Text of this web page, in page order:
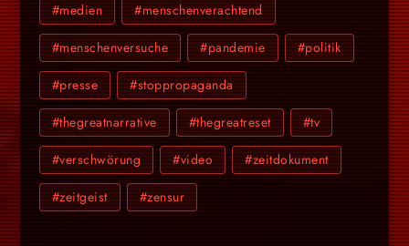
#medien #menschenverachtend
#menschenversuche #pandemie #politik
#presse #stoppropaganda
#thegreatnarrative #thegreatreset #tv
#verschwörung #video #zeitdokument
#zeitgeist #zensur